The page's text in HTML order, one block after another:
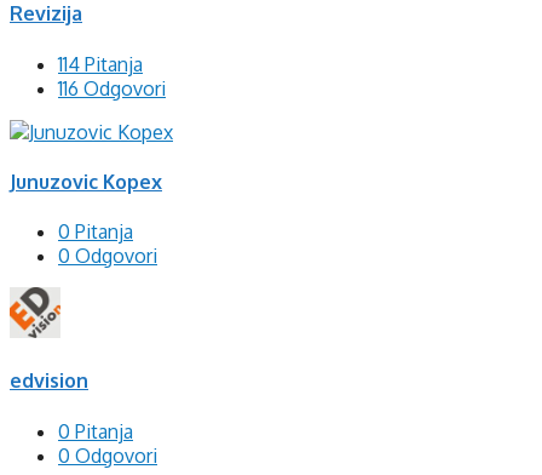
Revizija
114 Pitanja
116 Odgovori
Junuzovic Kopex
0 Pitanja
0 Odgovori
edvision
0 Pitanja
0 Odgovori